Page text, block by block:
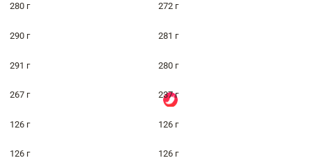
280 г 272 г
290 г 281 г
291 г 280 г
267 г 237 г
126 г 126 г
126 г 126 г